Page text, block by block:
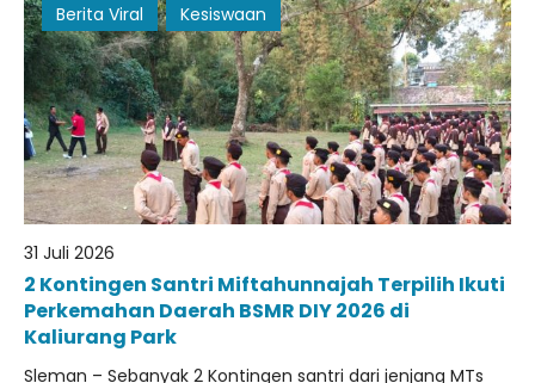
Berita Viral Kesiswaan
31 Juli 2026
2 Kontingen Santri Miftahunnajah Terpilih Ikuti
Perkemahan Daerah BSMR DIY 2026 di
Kaliurang Park
Sleman – Sebanyak 2 Kontingen santri dari jenjang MTs